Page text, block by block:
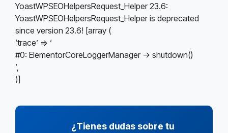
YoastWPSEOHelpersRequest_Helper 23.6:
YoastWPSEOHelpersRequest_Helper is deprecated
since version 23.6! [array (
‘trace’ => ‘
#0: ElementorCoreLoggerManager -> shutdown()
‘,
)]
¿Tienes dudas sobre tu